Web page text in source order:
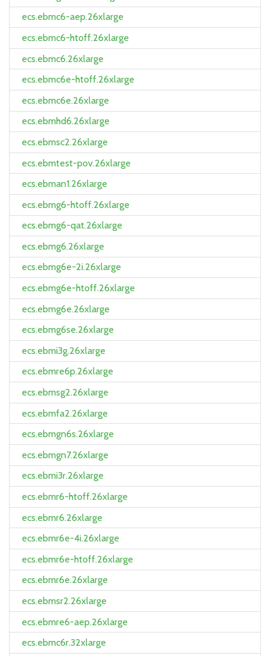
ecs.ebmc6-aep.26xlarge
ecs.ebmc6-htoff.26xlarge
ecs.ebmc6.26xlarge
ecs.ebmc6e-htoff.26xlarge
ecs.ebmc6e.26xlarge
ecs.ebmhd6.26xlarge
ecs.ebmsc2.26xlarge
ecs.ebmtest-pov.26xlarge
ecs.ebman1.26xlarge
ecs.ebmg6-htoff.26xlarge
ecs.ebmg6-qat.26xlarge
ecs.ebmg6.26xlarge
ecs.ebmg6e-2i.26xlarge
ecs.ebmg6e-htoff.26xlarge
ecs.ebmg6e.26xlarge
ecs.ebmg6se.26xlarge
ecs.ebmi3g.26xlarge
ecs.ebmre6p.26xlarge
ecs.ebmsg2.26xlarge
ecs.ebmfa2.26xlarge
ecs.ebmgn6s.26xlarge
ecs.ebmgn7.26xlarge
ecs.ebmi3r.26xlarge
ecs.ebmr6-htoff.26xlarge
ecs.ebmr6.26xlarge
ecs.ebmr6e-4i.26xlarge
ecs.ebmr6e-htoff.26xlarge
ecs.ebmr6e.26xlarge
ecs.ebmsr2.26xlarge
ecs.ebmre6-aep.26xlarge
ecs.ebmc6r.32xlarge